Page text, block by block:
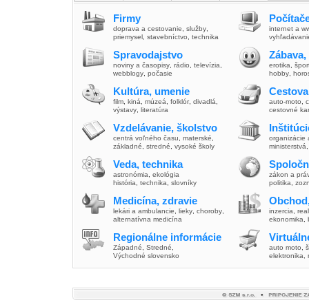
Firmy
doprava a cestovanie služby
priemysel stavebníctvo technika
Spravodajstvo
noviny a časopisy rádio televízia
webblogy počasie
Kultúra, umenie
film kiná múzeá folklór, divadlá
výstavy literatúra
Vzdelávanie, školstvo
centrá voľného času materské
základné
stredné vysoké školy
Veda, technika
astronómia
ekológia
história
technika slovníky
Medicína, zdravie
lekári a ambulancie lieky choroby
alternatívna medicína
Regionálne informácie
Západné Stredné
Východné slovensko
internet a
erotika
hobby
auto-moto
cestovné
organizácie
ministerstvá
zákon a
politika
inzercia
ekonomika
auto moto
elektronika,